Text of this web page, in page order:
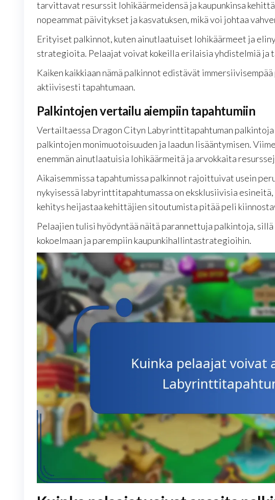
tarvittavat resurssit lohikäärmeidensä ja kaupunkinsa
nopeammat päivitykset ja kasvatuksen, mikä voi johtaa
Erityiset palkinnot, kuten ainutlaatuiset lohikäärmeet ja
strategioita. Pelaajat voivat kokeilla erilaisia yhdistelmiä ja
Kaiken kaikkiaan nämä palkinnot edistävät
aktiivisesti tapahtumaan.
Palkintojen vertailu aiempiin tapahtumiin
Vertailtaessa Dragon Cityn Labyrinttitapahtuman
palkintojen monimuotoisuuden ja laadun lisääntymisen.
enemmän ainutlaatuisia lohikäärmeitä ja arvokkaita
Aikaisemmissa tapahtumissa palkinnot rajoittuivat usein
nykyisessä labyrinttitapahtumassa on eksklusiivisia
kehitys heijastaa kehittäjien sitoutumista pitää peli
Pelaajien tulisi hyödyntää näitä parannettuja palkintoja,
kokoelmaan ja parempiin kaupunkihallintastrategioihin.